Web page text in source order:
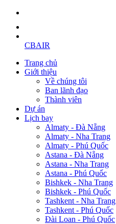
CBAIR
Trang chủ
Giới thiệu
Về chúng tôi
Ban lãnh đạo
Thành viên
Dự án
Lịch bay
Almaty - Đà Nẵng
Almaty - Nha Trang
Almaty - Phú Quốc
Astana - Đà Nẵng
Astana - Nha Trang
Astana - Phú Quốc
Bishkek - Nha Trang
Bishkek - Phú Quốc
Tashkent - Nha Trang
Tashkent - Phú Quốc
Đài Loan - Phú Quốc